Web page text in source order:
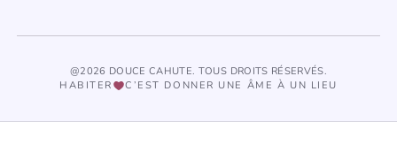
@2026 DOUCE CAHUTE. TOUS DROITS RÉSERVÉS.
HABITER
C’EST DONNER UNE ÂME À UN LIEU